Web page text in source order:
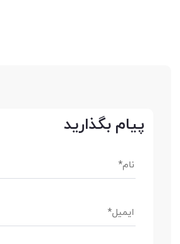
پیام بگذارید